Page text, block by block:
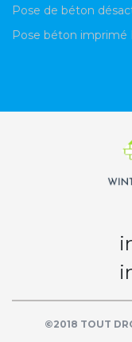
Pose de béton
Pose béton imprimé
©2018 TOUT